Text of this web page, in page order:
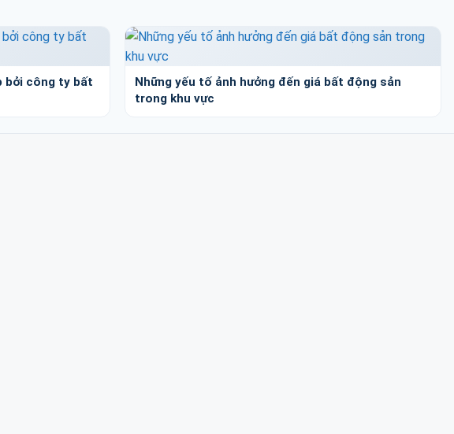
bởi công ty bất
Những yếu tố ảnh hưởng đến giá bất động sản
trong khu vực